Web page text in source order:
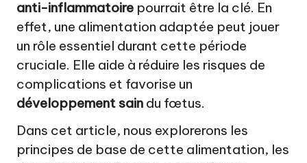
u
r
el
anti-inflammatoire pourrait être la clé. En
effet, une alimentation adaptée peut jouer
un rôle essentiel durant cette période
cruciale. Elle aide à réduire les risques de
complications et favorise un
développement sain du fœtus.
Dans cet article, nous explorerons les
principes de base de cette alimentation, les